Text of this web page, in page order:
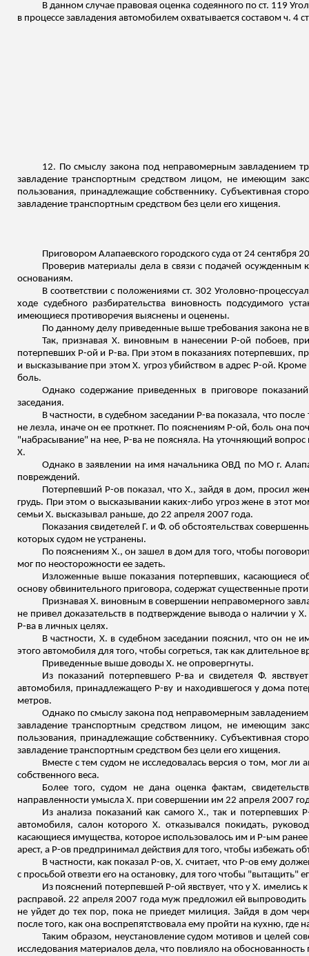
В данном случае правовая оценка содеянного по ст. 119
в процессе завладения автомобилем охватывается составом ч. 4
12. По смыслу закона под неправомерным завладением
завладение транспортным средством лицом, не имеющим
пользования, принадлежащие собственнику. Субъективная
завладение транспортным средством без цели его хищения.
Приговором Алапаевского городского суда от 24 сентября
Проверив материалы дела в связи с подачей
основаниям.
В соответствии с положениями ст. 302 Уголовно-
ходе судебного разбирательства виновность подсудимого
имеющиеся противоречия выяснены и оценены.
По данному делу приведенные выше требования закона не
Так, признавая Х. виновным в нанесении Р-ой побоев,
потерпевших Р-ой и Р-ва. При этом в показаниях потерпевших,
и высказывание при этом Х. угроз убийством в адрес Р-ой.
боль.
Однако содержание приведенных в приговоре
заседания.
В частности, в судебном заседании Р-ва показала, что
не лезла, иначе он ее проткнет. По пояснениям Р-ой, боль она
"набрасывание" на нее, Р-ва не поясняла. На уточняющий вопрос
Х.
Однако в заявлении на имя начальника ОВД по МО г.
повреждений.
Потерпевший Р-ов показал, что Х., зайдя в дом, просил
грудь. При этом о высказывании каких-либо угроз жене в этот
семьи Х. высказывал раньше, до 22 апреля 2007 года.
Показания свидетелей Г. и Ф. об обстоятельствах
которых судом не устранены.
По пояснениям Х., он зашел в дом для того, чтобы
мог по неосторожности ее задеть.
Изложенные выше показания потерпевших, касающиеся
основу обвинительного приговора, содержат существенные
Признавая Х. виновным в совершении неправомерного
не привел доказательств в подтверждение вывода о наличии у
Р-ва в личных целях.
В частности, Х. в судебном заседании пояснил, что он
этого автомобиля для того, чтобы согреться, так как
Приведенные выше доводы Х. не опровергнуты.
Из показаний потерпевшего Р-ва и свидетеля Ф.
автомобиля, принадлежащего Р-ву и находившегося у дома
метров.
Однако по смыслу закона под неправомерным
завладение транспортным средством лицом, не имеющим
пользования, принадлежащие собственнику. Субъективная
завладение транспортным средством без цели его хищения.
Вместе с тем судом не исследовалась версия о том, мог ли
собственного веса.
Более того, судом не дана оценка фактам,
направленности умысла Х. при совершении им 22 апреля 2007
Из анализа показаний как самого Х., так и потерпевших
автомобиля, салон которого Х. отказывался покидать,
касающиеся имущества, которое использовалось им и Р-ым
арест, а Р-ов предпринимал действия для того, чтобы избежать
В частности, как показал Р-ов, Х. считает, что Р-ов ему
с просьбой отвезти его на остановку, для того чтобы "вытащить"
Из пояснений потерпевшей Р-ой явствует, что у Х.
расправой. 22 апреля 2007 года муж предложил ей
не уйдет до тех пор, пока не приедет милиция. Зайдя в дом
после того, как она воспрепятствовала ему пройти на кухню, где
Таким образом, неустановление судом мотивов и целей
исследования материалов дела, что повлияло на